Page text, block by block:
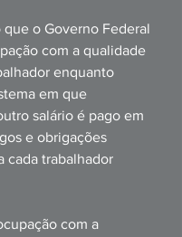
o Governo Federal
com a qualidade
enquanto
em que
salário é pago em
e obrigações
cada trabalhador
com a